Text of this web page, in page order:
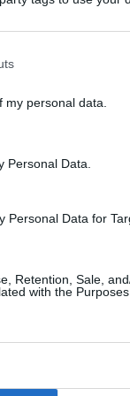
personal data.
Personal Data.
Personal Data for
Retention, Sale,
with the
να δούμε τις
του σε επίσημη
για να πάρει